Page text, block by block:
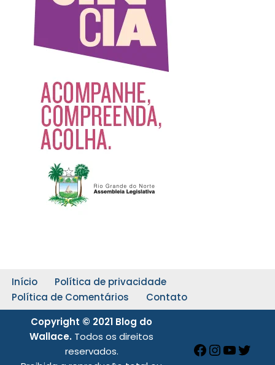
Início
Política de privacidade
Política de Comentários
Contato
Copyright © 2021 Blog do
Wallace. Todos os direitos
reservados.